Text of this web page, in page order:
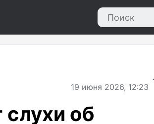
19 июня 2026, 12:23
об